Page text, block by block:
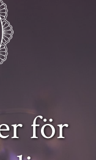
för